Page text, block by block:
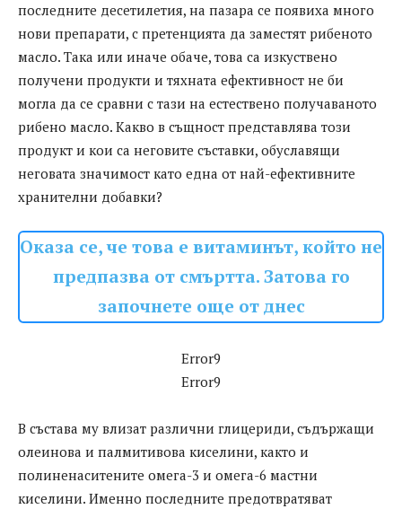
последните десетилетия, на пазара се появиха много
нови препарати, с претенцията да заместят рибеното
масло. Така или иначе обаче, това са изкуствено
получени продукти и тяхната ефективност не би
могла да се сравни с тази на естествено получаваното
рибено масло. Какво в същност представлява този
продукт и кои са неговите съставки, обуславящи
неговата значимост като една от най-ефективните
хранителни добавки?
Оказа се, че това е витаминът, който не
предпазва от смъртта. Затова го
започнете още от днес
Error9
Error9
В състава му влизат различни глицериди, съдържащи
олеинова и палмитивова киселини, както и
полиненаситените омега-3 и омега-6 мастни
киселини. Именно последните предотвратяват